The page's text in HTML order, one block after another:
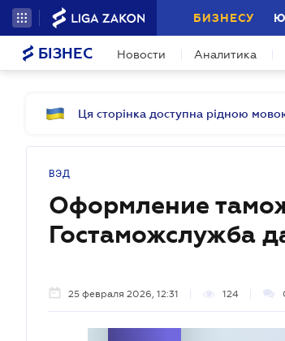
БИЗНЕСУ
БІЗНЕС Новости Аналитика
Ця сторінка доступна рідною
ВЭД
Оформление
Гостаможслужба
25 февраля 2026, 12:31 124